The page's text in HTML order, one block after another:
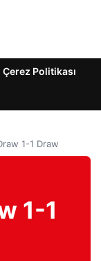
Çerez Politikası
1-1 Draw
1-1